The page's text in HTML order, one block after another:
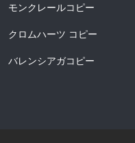
モンクレールコピー
クロムハーツ コピー
バレンシアガコピー